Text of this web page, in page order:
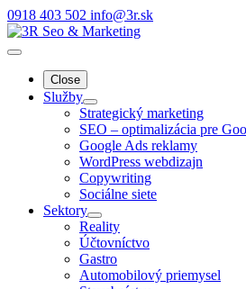
0918 403 502 info@3r.sk
Close
Služby
Strategický marketing
SEO – optimalizácia pre
Google Ads reklamy
WordPress webdizajn
Copywriting
Sociálne siete
Sektory
Reality
Účtovníctvo
Gastro
Automobilový priemysel